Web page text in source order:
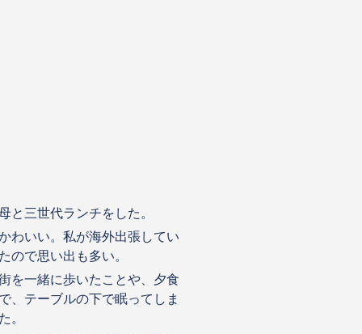
と三世代ランチをした。
わいい。私が海外出張してい
ので思い出も多い。
を一緒に歩いたことや、夕食
、テーブルの下で眠ってしま
。